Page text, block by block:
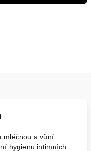
mléčnou a vůní
hygienu intimních